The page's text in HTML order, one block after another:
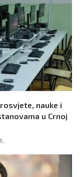
nauke i
u Crnoj